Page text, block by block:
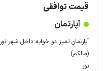
قیمت توافقی
آپارتمان
آپارتمان تمیز دو خوابه داخل شهر نور
(مالکم)
نور